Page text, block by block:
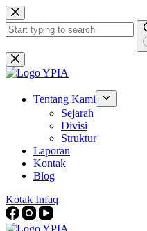
Skip
to
content
No
results
Tentang Kami
Sejarah
Divisi
Struktur
Laporan
Kontak
Blog
Kotak Infaq